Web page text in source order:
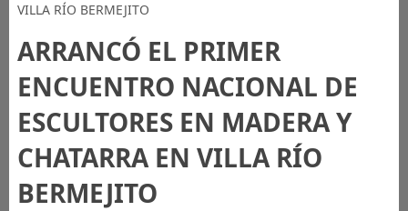
VILLA RÍO BERMEJITO
ARRANCÓ EL PRIMER
ENCUENTRO NACIONAL DE
ESCULTORES EN MADERA Y
CHATARRA EN VILLA RÍO
BERMEJITO